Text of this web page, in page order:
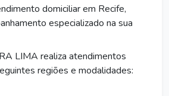
domiciliar em Recife,
especializado na sua
LIMA realiza atendimentos
regiões e modalidades: